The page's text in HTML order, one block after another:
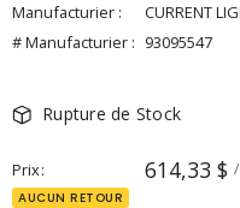
Manufacturier :
CURRENT
# Manufacturier : 93095547
Rupture de Stock
Prix 614,33 $
AUCUN RETOUR